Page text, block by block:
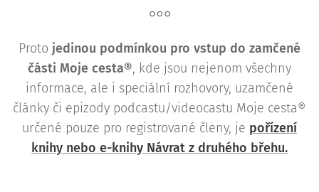
Proto jedinou podmínkou pro vstup do zamčené
části Moje cesta®, kde jsou nejenom všechny
informace, ale i speciální rozhovory, uzamčené
články či epizody podcastu/videocastu Moje cesta®
určené pouze pro registrované členy, je pořízení
knihy nebo e-knihy Návrat z druhého břehu.